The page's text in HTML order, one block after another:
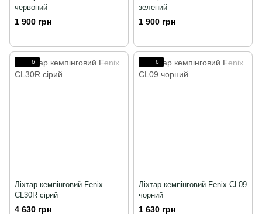
червоний
1 900 грн
зелений
1 900 грн
6
Ліхтар кемпінговий Fenix
CL30R сірий
4 630 грн
6
Ліхтар кемпінговий Fenix CL09
чорний
1 630 грн